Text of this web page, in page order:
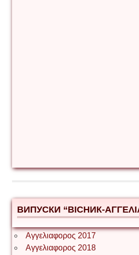
ВИПУСКИ “ВІСНИК-
Αγγελιαφορος 2017
Αγγελιαφορος 2018